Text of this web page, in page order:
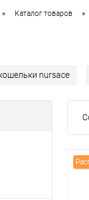
• Каталог товаров •
nursace